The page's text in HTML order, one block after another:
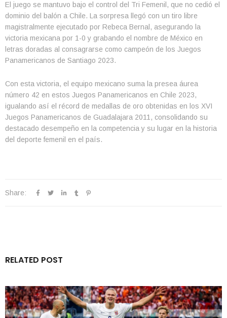
El juego se mantuvo bajo el control del Tri Femenil, que no cedió el
dominio del balón a Chile. La sorpresa llegó con un tiro libre
magistralmente ejecutado por Rebeca Bernal, asegurando la
victoria mexicana por 1-0 y grabando el nombre de México en
letras doradas al consagrarse como campeón de los Juegos
Panamericanos de Santiago 2023.
Con esta victoria, el equipo mexicano suma la presea áurea
número 42 en estos Juegos Panamericanos en Chile 2023,
igualando así el récord de medallas de oro obtenidas en los XVI
Juegos Panamericanos de Guadalajara 2011, consolidando su
destacado desempeño en la competencia y su lugar en la historia
del deporte femenil en el país.
Share:
RELATED POST